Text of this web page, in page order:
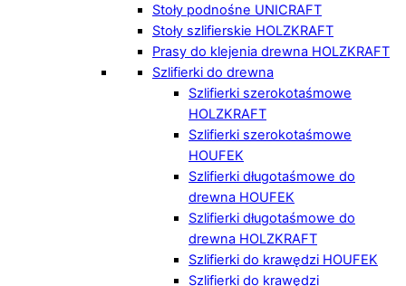
Stoły podnośne UNICRAFT
Stoły szlifierskie HOLZKRAFT
Prasy do klejenia drewna HOLZKRAFT
Szlifierki do drewna
Szlifierki szerokotaśmowe
HOLZKRAFT
Szlifierki szerokotaśmowe
HOUFEK
Szlifierki długotaśmowe do
drewna HOUFEK
Szlifierki długotaśmowe do
drewna HOLZKRAFT
Szlifierki do krawędzi HOUFEK
Szlifierki do krawędzi